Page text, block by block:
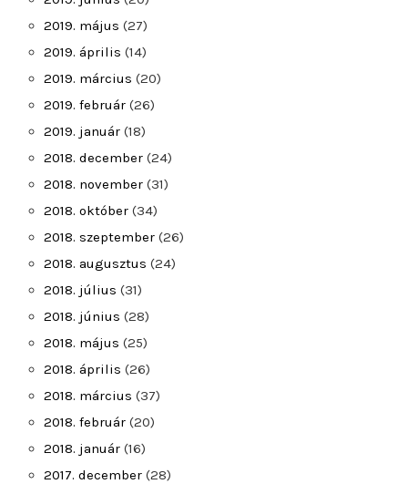
2019. május (27)
2019. április (14)
2019. március (20)
2019. február (26)
2019. január (18)
2018. december (24)
2018. november (31)
2018. október (34)
2018. szeptember (26)
2018. augusztus (24)
2018. július (31)
2018. június (28)
2018. május (25)
2018. április (26)
2018. március (37)
2018. február (20)
2018. január (16)
2017. december (28)